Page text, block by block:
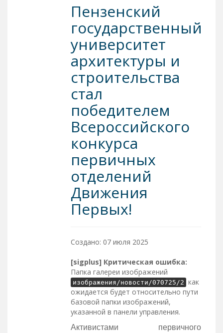
Пензенский
государственный
университет
архитектуры и
строительства
стал
победителем
Всероссийского
конкурса
первичных
отделений
Движения
Первых!
Создано: 07 июля 2025
[sigplus] Критическая ошибка:
Папка галереи изображений
изображения/новости/070725/2 как
ожидается будет относительно пути
базовой папки изображений,
указанной в панели управления.
Активистами первичного